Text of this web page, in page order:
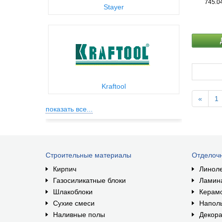
Stayer
Kraftool
показать все...
« 1
Строительные материалы
Кирпич
Газосиликатные блоки
Шлакоблоки
Сухие смеси
Наливные полы